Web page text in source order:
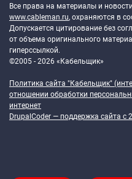
Все права на материалы и
www.cableman.ru, охраняются в
Допускается цитирование без
от объема оригинального
гиперссылкой.
©2005 - 2026 «Кабельщик»
Политика сайта "Кабельщик"
отношении обработки
интернет
DrupalCoder — поддержка сайта c